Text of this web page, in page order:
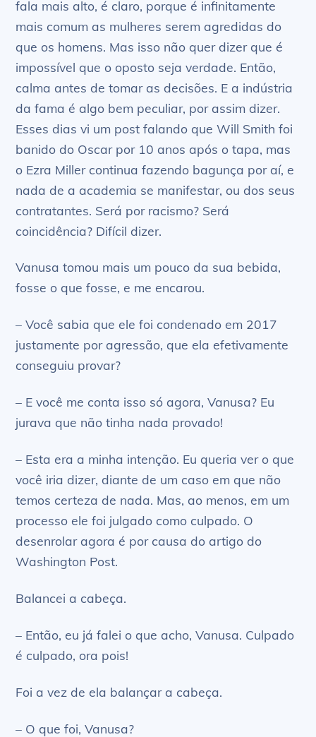
fala mais alto, é claro, porque é infinitamente
mais comum as mulheres serem agredidas do
que os homens. Mas isso não quer dizer que é
impossível que o oposto seja verdade. Então,
calma antes de tomar as decisões. E a indústria
da fama é algo bem peculiar, por assim dizer.
Esses dias vi um post falando que Will Smith foi
banido do Oscar por 10 anos após o tapa, mas
o Ezra Miller continua fazendo bagunça por aí, e
nada de a academia se manifestar, ou dos seus
contratantes. Será por racismo? Será
coincidência? Difícil dizer.
Vanusa tomou mais um pouco da sua bebida,
fosse o que fosse, e me encarou.
– Você sabia que ele foi condenado em 2017
justamente por agressão, que ela efetivamente
conseguiu provar?
– E você me conta isso só agora, Vanusa? Eu
jurava que não tinha nada provado!
– Esta era a minha intenção. Eu queria ver o que
você iria dizer, diante de um caso em que não
temos certeza de nada. Mas, ao menos, em um
processo ele foi julgado como culpado. O
desenrolar agora é por causa do artigo do
Washington Post.
Balancei a cabeça.
– Então, eu já falei o que acho, Vanusa. Culpado
é culpado, ora pois!
Foi a vez de ela balançar a cabeça.
– O que foi, Vanusa?